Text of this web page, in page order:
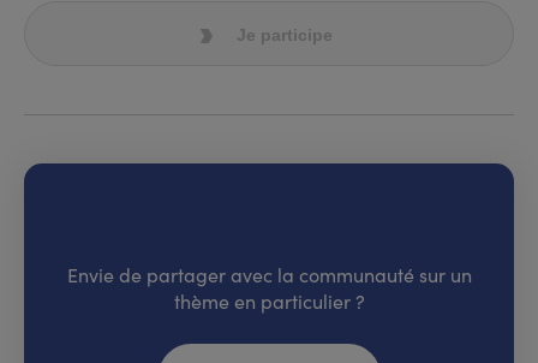
Je participe
Envie de partager avec la communauté sur un
thème en particulier ?